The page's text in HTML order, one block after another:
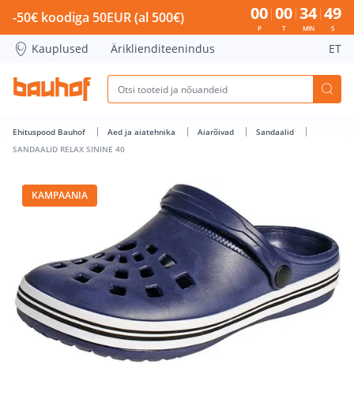
SANDAALID RELAX SININE 40 - Bauhof has loaded
-50€ koodiga 50EUR (al 500€) 00
P
00
T
34
MIN
49
S
Kauplused Äriklienditeenindus ET
Ehituspood Bauhof Aed ja aiatehnika Aiarõivad
Sandaalid
SANDAALID RELAX SININE 40
KAMPAANIA